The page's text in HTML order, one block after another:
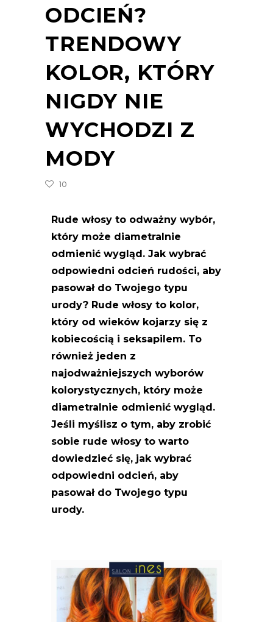
ODCIEŃ?
TRENDOWY
KOLOR, KTÓRY
NIGDY NIE
WYCHODZI Z
MODY
10
Rude włosy to odważny wybór,
który może diametralnie
odmienić wygląd. Jak wybrać
odpowiedni odcień rudości, aby
pasował do Twojego typu
urody? Rude włosy to kolor,
który od wieków kojarzy się z
kobiecością i seksapilem. To
również jeden z
najodważniejszych wyborów
kolorystycznych, który może
diametralnie odmienić wygląd.
Jeśli myślisz o tym, aby zrobić
sobie rude włosy to warto
dowiedzieć się, jak wybrać
odpowiedni odcień, aby
pasował do Twojego typu
urody.